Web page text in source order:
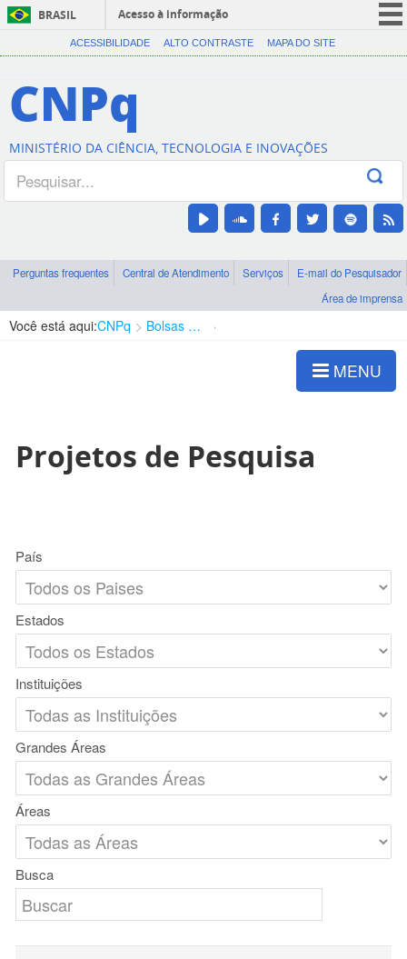
BRASIL
Acesso à informação
CORONAVÍRUS (COVID-19)
Canais
ACESSIBILIDADE ALTO CONTRASTE MAPA DO SITE
CNPq
MINISTÉRIO DA CIÊNCIA, TECNOLOGIA E INOVAÇÕES
Perguntas frequentes Central de Atendimento Serviços
E-mail do Pesquisador
Área de imprensa
Você está aqui:CNPq Bolsas e Auxílios Vigentes
MENU
Projetos de Pesquisa
País
Estados
Instituições
Grandes Áreas
Áreas
Busca